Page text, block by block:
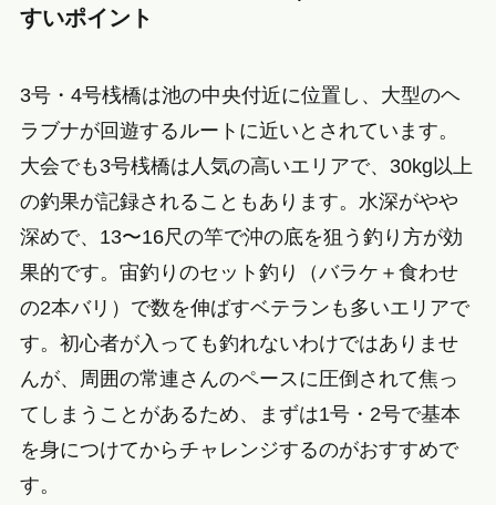
すいポイント
3号・4号桟橋は池の中央付近に位置し、大型のヘ
ラブナが回遊するルートに近いとされています。
大会でも3号桟橋は人気の高いエリアで、30kg以上
の釣果が記録されることもあります。水深がやや
深めで、13〜16尺の竿で沖の底を狙う釣り方が効
果的です。宙釣りのセット釣り（バラケ＋食わせ
の2本バリ）で数を伸ばすベテランも多いエリアで
す。初心者が入っても釣れないわけではありませ
んが、周囲の常連さんのペースに圧倒されて焦っ
てしまうことがあるため、まずは1号・2号で基本
を身につけてからチャレンジするのがおすすめで
す。